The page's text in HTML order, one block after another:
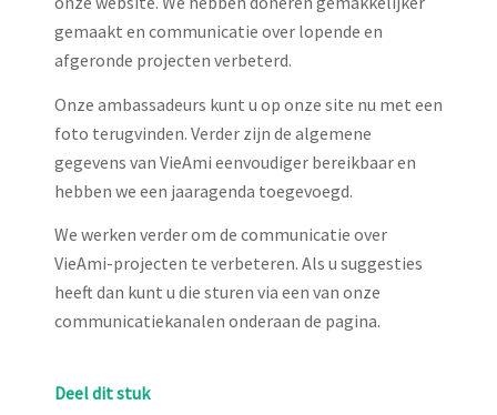
gemaakt en communicatie over lopende en
afgeronde projecten verbeterd.
Onze ambassadeurs kunt u op onze site nu met een
foto terugvinden. Verder zijn de algemene
gegevens van VieAmi eenvoudiger bereikbaar en
hebben we een jaaragenda toegevoegd.
We werken verder om de communicatie over
VieAmi-projecten te verbeteren. Als u suggesties
heeft dan kunt u die sturen via een van onze
communicatiekanalen onderaan de pagina.
Deel dit stuk